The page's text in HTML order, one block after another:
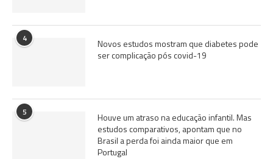
4
Novos estudos mostram que diabetes pode
ser complicação pós covid-19
5
Houve um atraso na educação infantil. Mas
estudos comparativos, apontam que no
Brasil a perda foi ainda maior que em
Portugal